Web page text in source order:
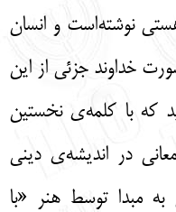
نوشته‌است و انسان
خداوند جزئی از این
که با کلمه‌ی نخستین
در اندیشه‌ی دینی
مبدا توسط هنر «با